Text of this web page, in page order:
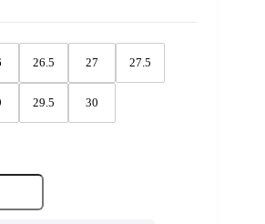
26.5 27 27.5
29.5 30